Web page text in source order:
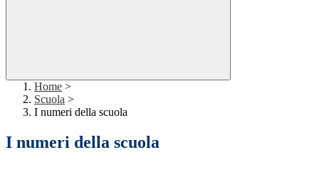
Home >
Scuola >
I numeri della scuola
I numeri della scuola